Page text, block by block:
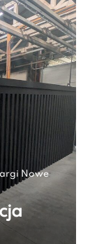
Nowe